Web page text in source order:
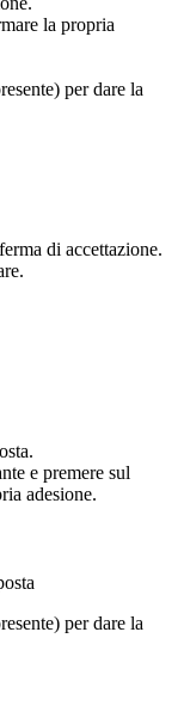
la propria
per dare la
di accettazione.
e premere sul
adesione.
per dare la